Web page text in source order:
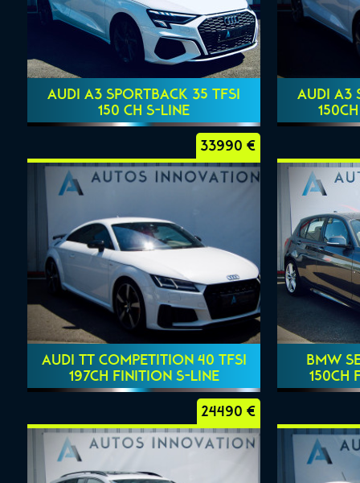
AUDI A3 SPORTBACK 35 TFSI
150 CH S-LINE
AUDI A3
33990 €
AUDI TT COMPETITION 40 TFSI
197CH FINITION S-LINE
BMW
150CH
24490 €